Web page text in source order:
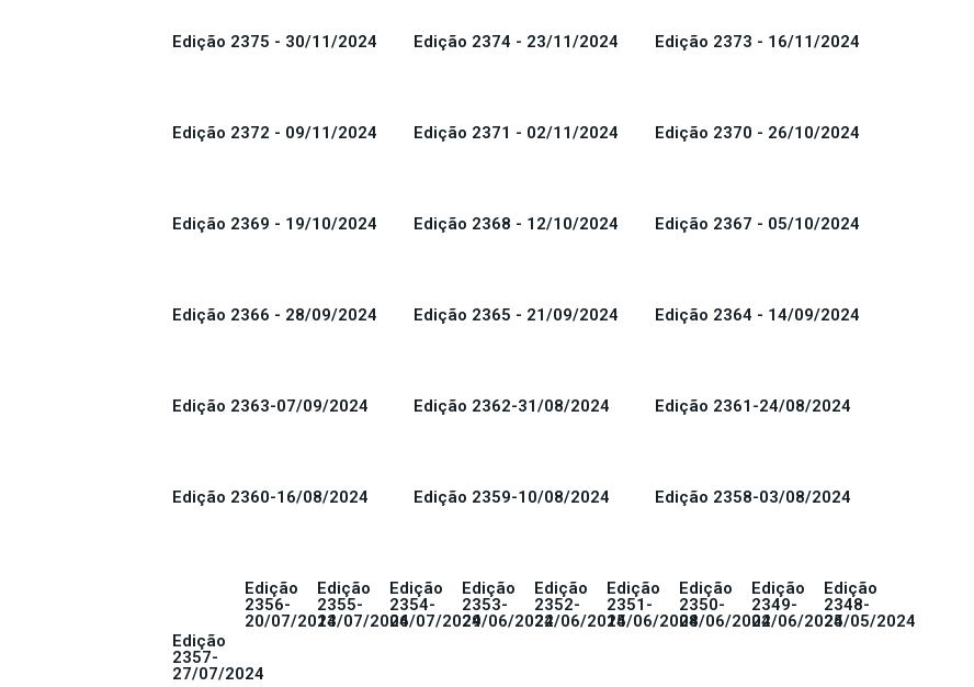
Edição 2375 - 30/11/2024 Edição 2374 - 23/11/2024 Edição 2373 - 16/11/2024
Edição 2372 - 09/11/2024 Edição 2371 - 02/11/2024 Edição 2370 - 26/10/2024
Edição 2369 - 19/10/2024 Edição 2368 - 12/10/2024 Edição 2367 - 05/10/2024
Edição 2366 - 28/09/2024 Edição 2365 - 21/09/2024 Edição 2364 - 14/09/2024
Edição 2363-07/09/2024 Edição 2362-31/08/2024 Edição 2361-24/08/2024
Edição 2360-16/08/2024 Edição 2359-10/08/2024 Edição 2358-03/08/2024
Edição
2357-
27/07/2024
Edição
2356-
20/07/2024
Edição
2355-
13/07/2024
Edição
2354-
06/07/2024
Edição
2353-
29/06/2024
Edição
2352-
22/06/2024
Edição
2351-
15/06/2024
Edição
2350-
08/06/2024
Edição
2349-
02/06/2024
Edição
2348-
25/05/2024